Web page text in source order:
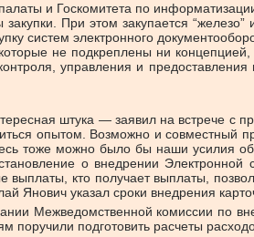
и Госкомитета по
При этом закупается
систем электронного
не подкреплены ни
управления и
штука — заявил на встрече с
опытом. Возможно и совместный
тоже можно было бы наши усилия
о внедрении
выплаты, кто получает выплаты,
Янович указал сроки внедрения
Межведомственной комиссии по
поручили подготовить расчеты